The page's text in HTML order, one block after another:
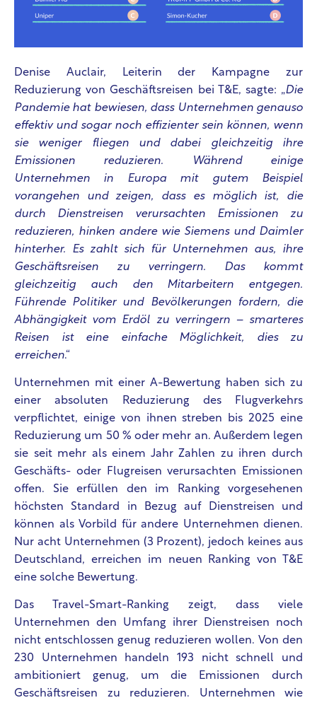
Denise Auclair, Leiterin der Kampagne zur
Reduzierung von Geschäftsreisen bei T&E, sagte: „Die
Pandemie hat bewiesen, dass Unternehmen genauso
effektiv und sogar noch effizienter sein können, wenn
sie weniger fliegen und dabei gleichzeitig ihre
Emissionen reduzieren. Während einige
Unternehmen in Europa mit gutem Beispiel
vorangehen und zeigen, dass es möglich ist, die
durch Dienstreisen verursachten Emissionen zu
reduzieren, hinken andere wie Siemens und Daimler
hinterher. Es zahlt sich für Unternehmen aus, ihre
Geschäftsreisen zu verringern. Das kommt
gleichzeitig auch den Mitarbeitern entgegen.
Führende Politiker und Bevölkerungen fordern, die
Abhängigkeit vom Erdöl zu verringern – smarteres
Reisen ist eine einfache Möglichkeit, dies zu
erreichen.“
Unternehmen mit einer A-Bewertung haben sich zu
einer absoluten Reduzierung des Flugverkehrs
verpflichtet, einige von ihnen streben bis 2025 eine
Reduzierung um 50 % oder mehr an. Außerdem legen
sie seit mehr als einem Jahr Zahlen zu ihren durch
Geschäfts- oder Flugreisen verursachten Emissionen
offen. Sie erfüllen den im Ranking vorgesehenen
höchsten Standard in Bezug auf Dienstreisen und
können als Vorbild für andere Unternehmen dienen.
Nur acht Unternehmen (3 Prozent), jedoch keines aus
Deutschland, erreichen im neuen Ranking von T&E
eine solche Bewertung.
Das Travel-Smart-Ranking zeigt, dass viele
Unternehmen den Umfang ihrer Dienstreisen noch
nicht entschlossen genug reduzieren wollen. Von den
230 Unternehmen handeln 193 nicht schnell und
ambitioniert genug, um die Emissionen durch
Geschäftsreisen zu reduzieren. Unternehmen wie